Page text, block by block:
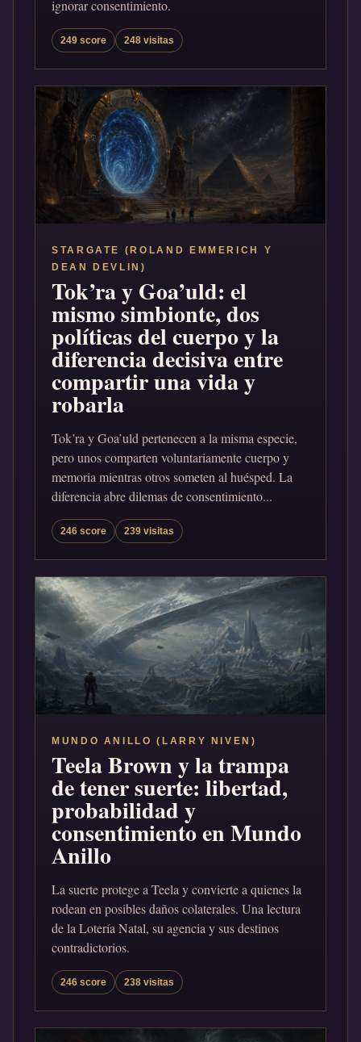
ignorar consentimiento.
249 score 248 visitas
STARGATE (ROLAND EMMERICH Y
DEAN DEVLIN)
Tok’ra y Goa’uld: el
mismo simbionte, dos
políticas del cuerpo y la
diferencia decisiva entre
compartir una vida y
robarla
Tok’ra y Goa’uld pertenecen a la misma especie,
pero unos comparten voluntariamente cuerpo y
memoria mientras otros someten al huésped. La
diferencia abre dilemas de consentimiento...
246 score 239 visitas
MUNDO ANILLO (LARRY NIVEN)
Teela Brown y la trampa
de tener suerte: libertad,
probabilidad y
consentimiento en Mundo
Anillo
La suerte protege a Teela y convierte a quienes la
rodean en posibles daños colaterales. Una lectura
de la Lotería Natal, su agencia y sus destinos
contradictorios.
246 score 238 visitas